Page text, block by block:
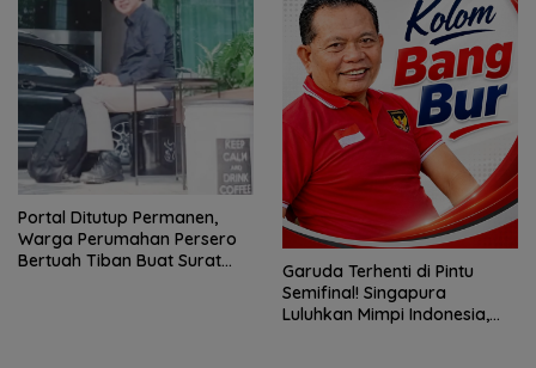
Portal Ditutup Permanen,
Warga Perumahan Persero
Bertuah Tiban Buat Surat
Garuda Terhenti di Pintu
Semifinal! Singapura
Luluhkan Mimpi Indonesia,